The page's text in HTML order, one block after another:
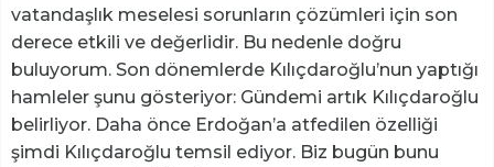
vatandaşlık meselesi sorunların çözümleri için son
derece etkili ve değerlidir. Bu nedenle doğru
buluyorum. Son dönemlerde Kılıçdaroğlu’nun yaptığı
hamleler şunu gösteriyor: Gündemi artık Kılıçdaroğlu
belirliyor. Daha önce Erdoğan’a atfedilen özelliği
şimdi Kılıçdaroğlu temsil ediyor. Biz bugün bunu